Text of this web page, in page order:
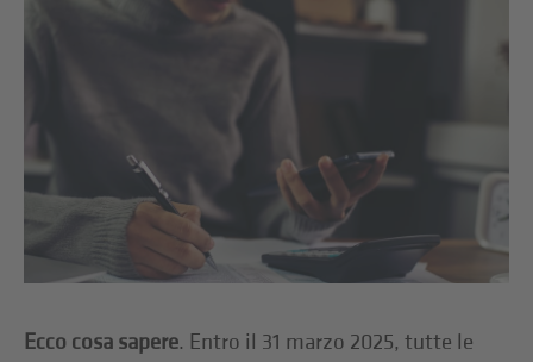
Ecco cosa sapere. Entro il 31 marzo 2025, tutte le